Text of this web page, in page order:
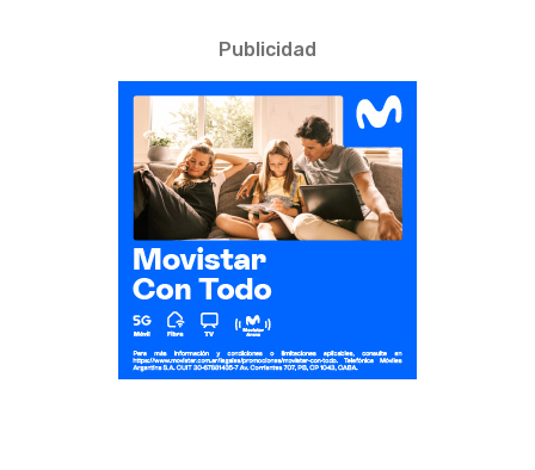
Publicidad